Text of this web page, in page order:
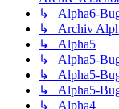
↳ Alpha6-
↳ Archiv
↳ Alpha5
↳ Alpha5-
↳ Alpha5-
↳ Alpha5-
↳ Alpha4